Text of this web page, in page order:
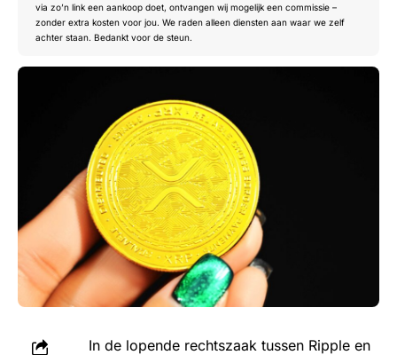
via zo’n link een aankoop doet, ontvangen wij mogelijk een commissie –
zonder extra kosten voor jou. We raden alleen diensten aan waar we zelf
achter staan. Bedankt voor de steun.
In de lopende rechtszaak tussen Ripple en